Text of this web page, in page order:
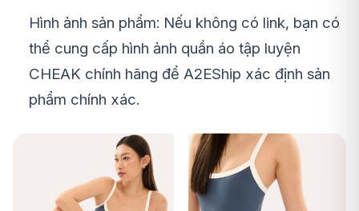
Hình ảnh sản phẩm: Nếu không có link, bạn có
thể cung cấp hình ảnh quần áo tập luyện
CHEAK chính hãng để A2EShip xác định sản
phẩm chính xác.